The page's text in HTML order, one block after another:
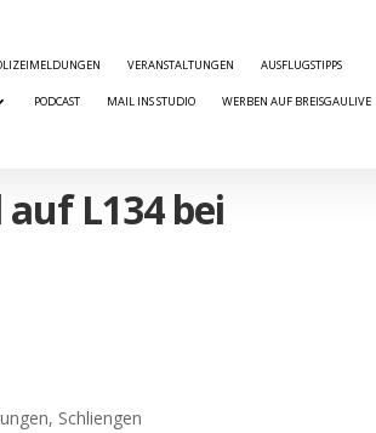
VERANSTALTUNGEN AUSFLUGSTIPPS
PODCAST MAIL INS STUDIO WERBEN AUF BREISGAULIVE
L134 bei
, Schliengen